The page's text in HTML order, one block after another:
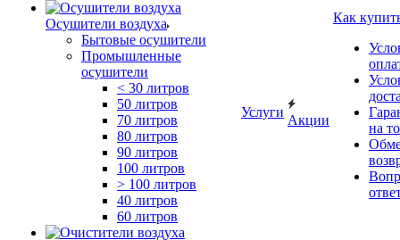
Осушители воздуха
Бытовые осушители
Промышленные
осушители
< 30 литров
50 литров
70 литров
80 литров
90 литров
100 литров
> 100 литров
40 литров
60 литров
Услуги
Акции
Как
на